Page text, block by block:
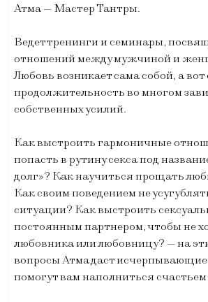
Атма — Мастер Тантры.
Ведет тренинги и семинары,
отношений между мужчиной и
Любовь возникает сама собой, а вот
продолжительность во многом
собственных усилий.
Как выстроить гармоничные
попасть в рутину секса под
долг»? Как научиться прощать
Как своим поведением не
ситуации? Как выстроить
постоянным партнером, чтобы не
любовника или любовницу? — на
вопросы Атма даст
помогут вам наполниться счастьем